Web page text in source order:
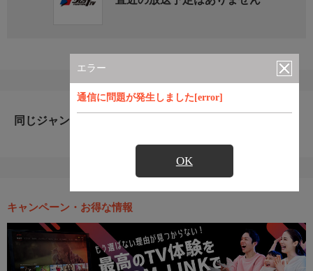
エラー
通信に問題が発生しました[error]
OK
同じジャンルのおすすめ番組
キャンペーン・お得な情報